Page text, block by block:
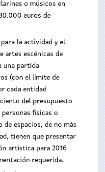
o músicos en
euros de
la actividad y el
artes escénicas de
una partida
(con el límite de
cada entidad
del presupuesto
físicas o
espacios, de no más
tienen que presentar
artística para 2016
requerida.